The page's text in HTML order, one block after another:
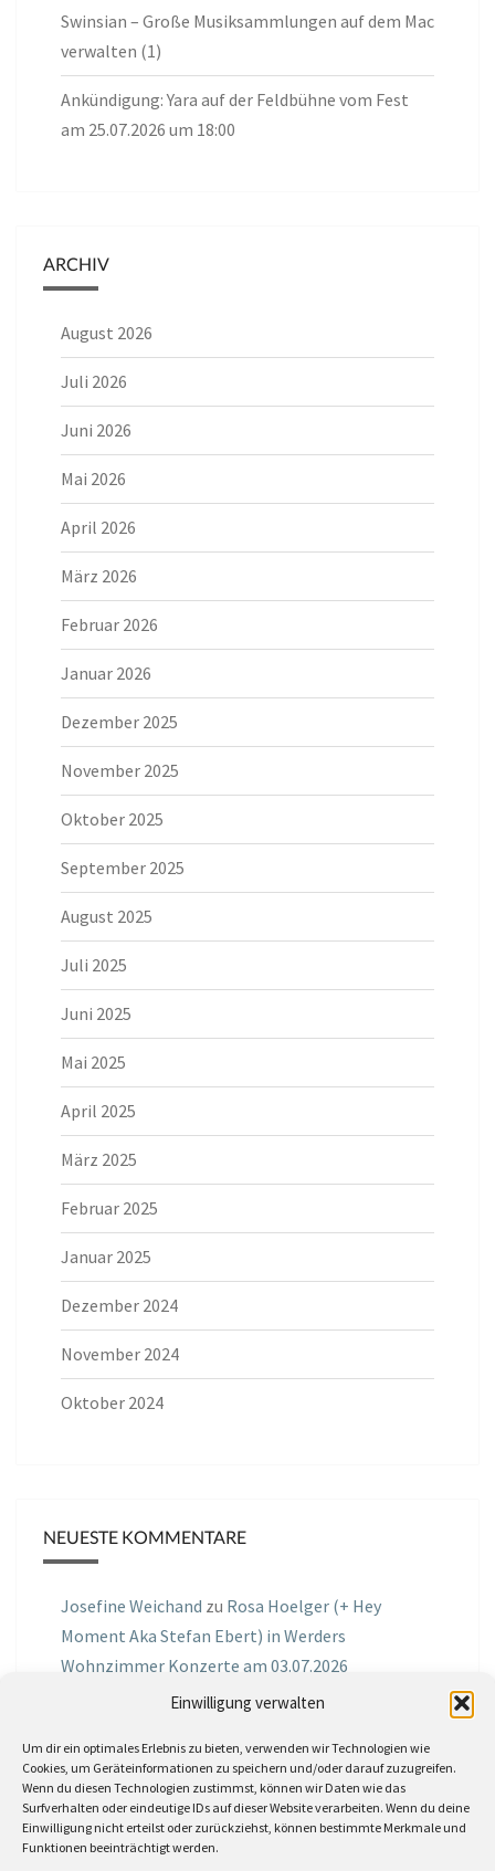
Einwilligung verwalten
Um dir ein optimales Erlebnis zu bieten, verwenden wir Technologien wie
Cookies, um Geräteinformationen zu speichern und/oder darauf zuzugreifen.
Wenn du diesen Technologien zustimmst, können wir Daten wie das
Surfverhalten oder eindeutige IDs auf dieser Website verarbeiten. Wenn du deine
Einwilligung nicht erteilst oder zurückziehst, können bestimmte Merkmale und
Funktionen beeinträchtigt werden.
Swinsian – Große Musiksammlungen auf dem Mac
verwalten (1)
Ankündigung: Yara auf der Feldbühne vom Fest
am 25.07.2026 um 18:00
ARCHIV
August 2026
Juli 2026
Juni 2026
Mai 2026
April 2026
März 2026
Februar 2026
Januar 2026
Dezember 2025
November 2025
Oktober 2025
September 2025
August 2025
Juli 2025
Juni 2025
Mai 2025
April 2025
März 2025
Februar 2025
Januar 2025
Dezember 2024
November 2024
Oktober 2024
NEUESTE KOMMENTARE
Josefine Weichand zu Rosa Hoelger (+ Hey
Moment Aka Stefan Ebert) in Werders
Wohnzimmer Konzerte am 03.07.2026
Jochen SpektralometerzuJazznrhythms
Podcast Nr.01 vom 08.09.2025 mit Joe Astray
MIRI IN THE GREENzuMiri in the Green in der
Hemingway Lounge, am 30.05.2026